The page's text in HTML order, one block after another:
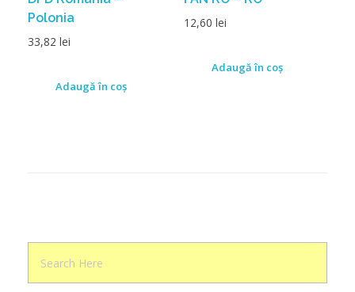
Polonia
33,82 lei
Adaugă în coș
12,60 lei
Adaugă în coș